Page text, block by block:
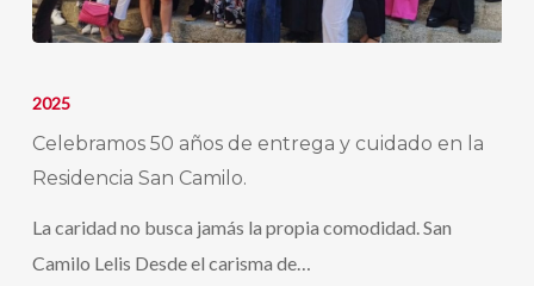
50
años
de
y
cuidado
2025
Celebramos 50 años de entrega y cuidado en la
Residencia San Camilo.
La caridad no busca jamás la propia comodidad. San
Camilo Lelis Desde el carisma de…